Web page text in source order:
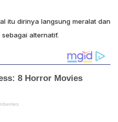
itu dirinya langsung meralat dan
alternatif.